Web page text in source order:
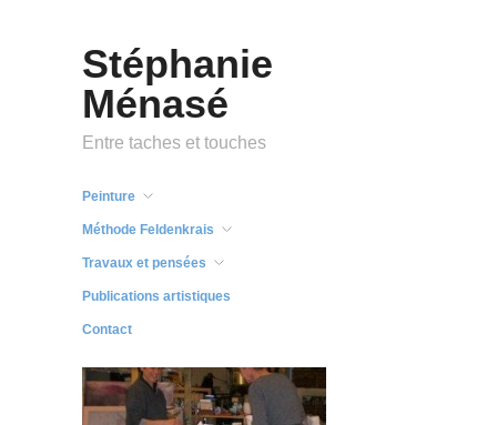
Stéphanie
Ménasé
Entre taches et touches
Peinture
Méthode Feldenkrais
Travaux et pensées
Publications artistiques
Contact